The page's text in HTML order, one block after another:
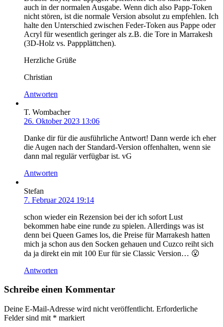
auch in der normalen Ausgabe. Wenn dich also Papp-Token
nicht stören, ist die normale Version absolut zu empfehlen. Ich
halte den Unterschied zwischen Feder-Token aus Pappe oder
Acryl für wesentlich geringer als z.B. die Tore in Marrakesh
(3D-Holz vs. Pappplättchen).
Herzliche Grüße
Christian
Antworten
T. Wombacher
26. Oktober 2023 13:06
Danke dir für die ausführliche Antwort! Dann werde ich eher
die Augen nach der Standard-Version offenhalten, wenn sie
dann mal regulär verfügbar ist. vG
Antworten
Stefan
7. Februar 2024 19:14
schon wieder ein Rezension bei der ich sofort Lust
bekommen habe eine runde zu spielen. Allerdings was ist
denn bei Queen Games los, die Preise für Marrakesh hatten
mich ja schon aus den Socken gehauen und Cuzco reiht sich
da ja direkt ein mit 100 Eur für sie Classic Version… 😮
Antworten
Schreibe einen Kommentar
Deine E-Mail-Adresse wird nicht veröffentlicht. Erforderliche
Felder sind mit * markiert